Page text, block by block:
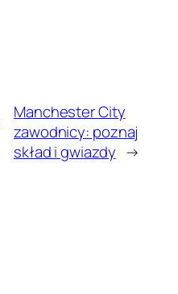
Manchester City
zawodnicy: poznaj
skład i gwiazdy →